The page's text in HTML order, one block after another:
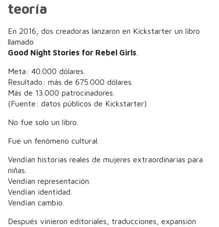
teoría
En 2016, dos creadoras lanzaron en Kickstarter un libro
llamado
Good Night Stories for Rebel Girls
Meta: 40.000 dólares.
Resultado: más de 675.000 dólares.
Más de 13.000 patrocinadores.
(Fuente: datos públicos de Kickstarter)
No fue solo un libro.
Fue un fenómeno cultural.
Vendían historias reales de mujeres extraordinarias para
niñas.
Vendían representación.
Vendían identidad.
Vendían cambio.
Después vinieron editoriales, traducciones, expansión